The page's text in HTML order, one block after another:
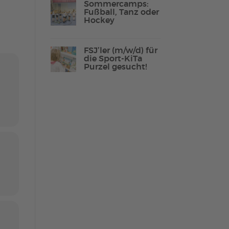
Reha-Sport
Sommercamps:
Fußball, Tanz oder
Hockey
FSJ’ler (m/w/d) für
die Sport-KiTa
Purzel gesucht!